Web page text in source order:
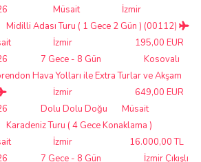
İzmir
Müsait
Midilli Adası Turu ( 1 Gece 2 Gün ) (00112)
195,00 EUR
İzmir
7 Gece - 8 Gün
Kosovalı
Hava Yolları ile Extra Turlar ve Akşam
649,00 EUR
İzmir
Müsait
Dolu Dolu Doğu
Karadeniz Turu ( 4 Gece Konaklama )
16.000,00 TL
İzmir
7 Gece - 8 Gün
İzmir Çıkışlı